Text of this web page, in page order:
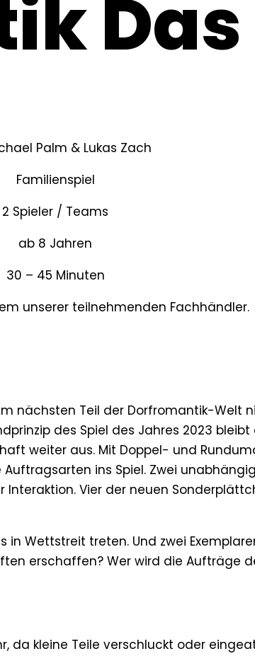
Das
Palm & Lukas Zach
Familienspiel
2 Spieler / Teams
ab 8 Jahren
30 – 45 Minuten
unserer teilnehmenden Fachhändler.
nächsten Teil der Dorfromantik-Welt
des Spiel des Jahres 2023
weiter aus. Mit Doppel- und
ins Spiel. Zwei
Vier der neuen
Wettstreit treten. Und zwei
erschaffen? Wer wird die Aufträge
da kleine Teile verschluckt oder